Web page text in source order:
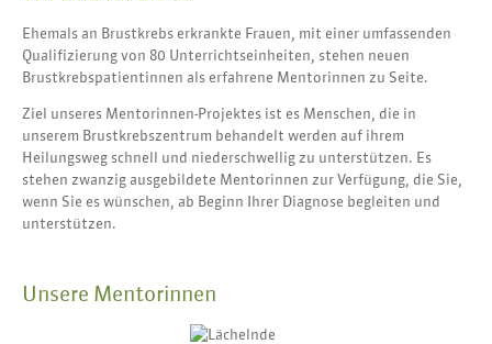
Ehemals an Brustkrebs erkrankte Frauen, mit einer umfassenden
Qualifizierung von 80 Unterrichtseinheiten, stehen neuen
Brustkrebspatientinnen als erfahrene Mentorinnen zu Seite.
Ziel unseres Mentorinnen-Projektes ist es Menschen, die in
unserem Brustkrebszentrum behandelt werden auf ihrem
Heilungsweg schnell und niederschwellig zu unterstützen. Es
stehen zwanzig ausgebildete Mentorinnen zur Verfügung, die Sie,
wenn Sie es wünschen, ab Beginn Ihrer Diagnose begleiten und
unterstützen.
Unsere Mentorinnen